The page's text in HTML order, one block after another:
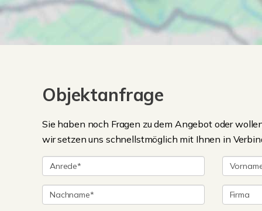
Objektanfrage
Sie haben noch Fragen zu dem Angebot oder
wir setzen uns schnellstmöglich mit Ihnen in